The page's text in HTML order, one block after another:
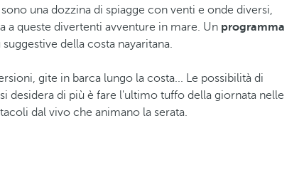
una dozzina di spiagge con venti e onde diversi,
a queste divertenti avventure in mare. Un programma
della costa nayaritana.
gite in barca lungo la costa... Le possibilità di
desidera di più è fare l'ultimo tuffo della giornata nelle
dal vivo che animano la serata.